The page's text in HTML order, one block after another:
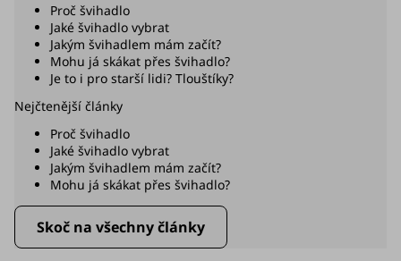
Proč švihadlo
Jaké švihadlo vybrat
Jakým švihadlem mám začít?
Mohu já skákat přes švihadlo?
Je to i pro starší lidi? Tlouštíky?
Nejčtenější články
Proč švihadlo
Jaké švihadlo vybrat
Jakým švihadlem mám začít?
Mohu já skákat přes švihadlo?
Skoč na všechny články